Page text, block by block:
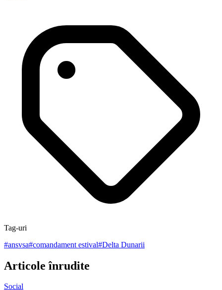
Tag-uri
#ansvsa#comandament estival#Delta Dunarii
Articole înrudite
Social